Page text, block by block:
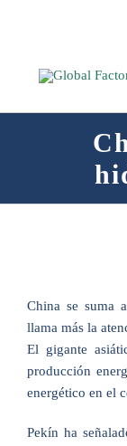
China se suma
llama más la
El gigante
producción
energético en el
Pekín ha